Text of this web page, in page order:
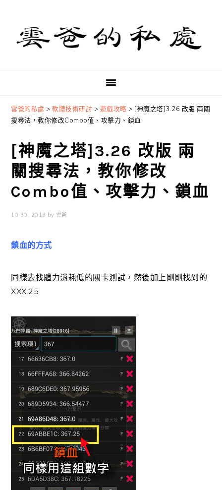
primary
navigation
content
primary
sidebar
雲爸的私處 >軟體技術研討 > 遊戲攻略 > [神魔之塔]3.26 改版 兩關
搜尋法，教你修改Combo值、攻擊力、鎖血
[神魔之塔]3.26 改版 兩
關搜尋法，教你修改
Combo值、攻擊力、鎖血
10 30, 2013 by 雲爸
鎖血的方式
同樣去找體力消耗低的關卡測試，然後加上剛剛找到的
XXX.25